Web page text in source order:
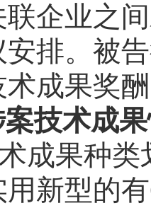
企业之
安排。被
成果奖
案技术成
成果种
新型的有